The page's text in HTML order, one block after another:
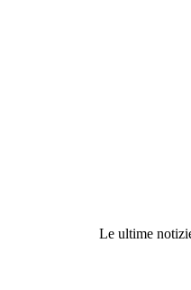
Le ultime